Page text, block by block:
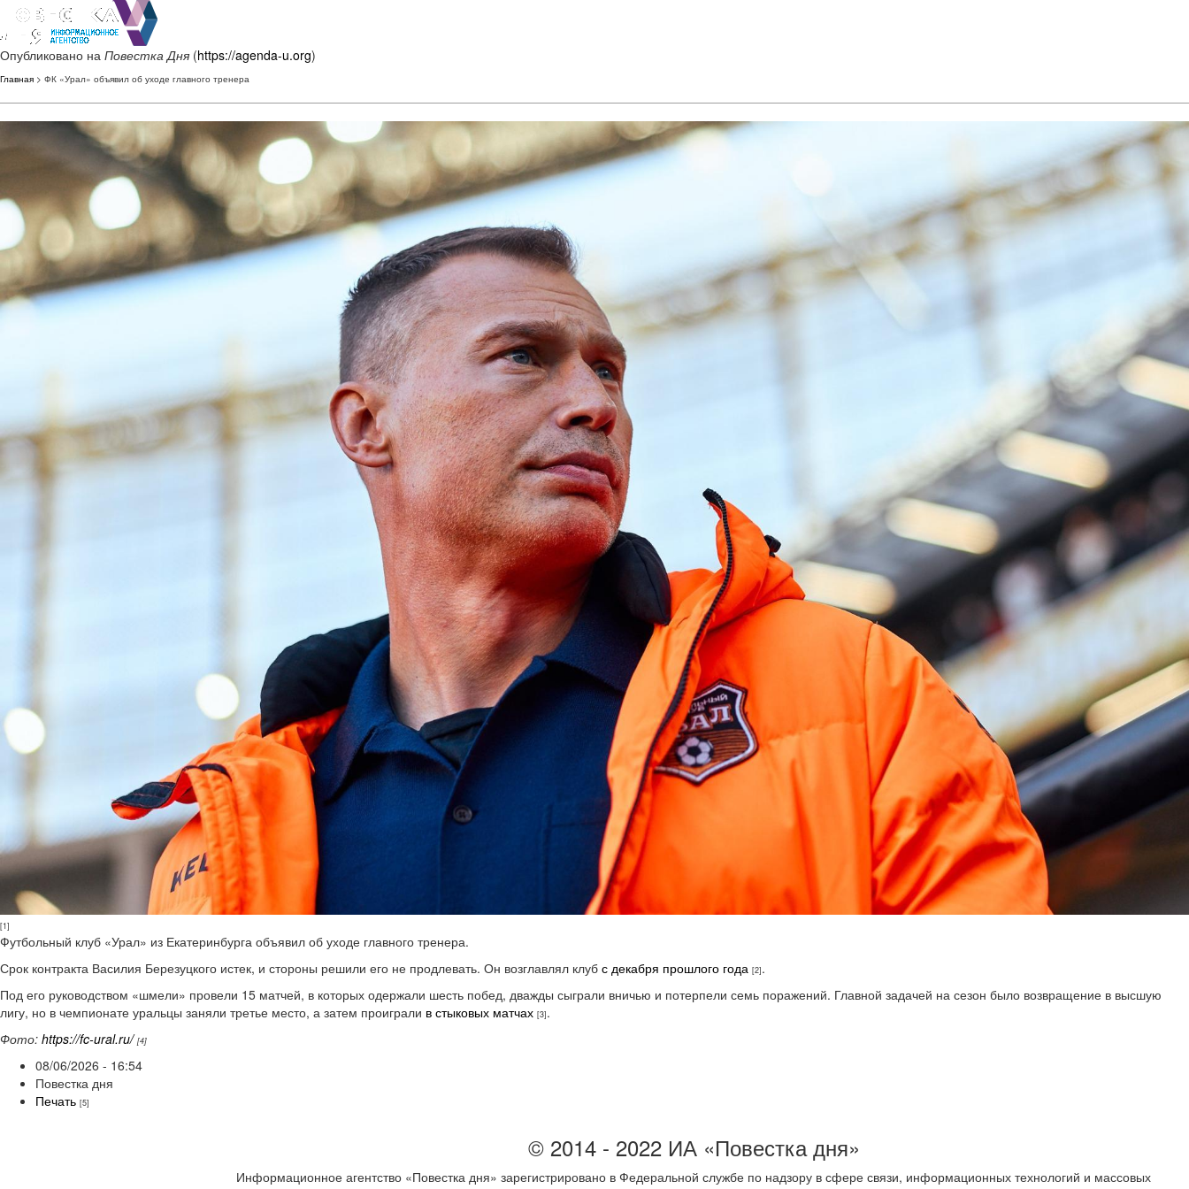
Опубликовано на Повестка Дня (https://agenda-u.org)
Главная > ФК «Урал» объявил об уходе главного тренера
[1]
Футбольный клуб «Урал» из Екатеринбурга объявил об уходе главного тренера.
Срок контракта Василия Березуцкого истек, и стороны решили его не продлевать. Он возглавлял клуб с декабря прошлого года [2].
Под его руководством «шмели» провели 15 матчей, в которых одержали шесть побед, дважды сыграли вничью и потерпели семь поражений. Главной задачей на сезон было возвращение в высшую
лигу, но в чемпионате уральцы заняли третье место, а затем проиграли в стыковых матчах [3].
Фото: https://fc-ural.ru/ [4]
08/06/2026 - 16:54
Повестка дня
Печать [5]
© 2014 - 2022 ИА «Повестка дня»
Информационное агентство «Повестка дня» зарегистрировано в Федеральной службе по надзору в сфере связи, информационных технологий и массовых